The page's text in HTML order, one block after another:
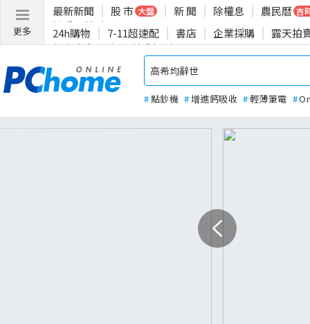
更多
最新新聞 股 市 大盤 新 聞 除權息 農民曆 吉
揪愛公益
24h購物 7-11超速配 書店 企業採購
露天拍
投資人專區
關於我們
#點鈔機 #增進鈣吸收 #輕薄筆電 #